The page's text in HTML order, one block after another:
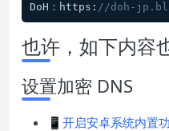
DoH：https: //doh-
也许，如下内容
设置加密 DNS
📱 开启安卓系统内置